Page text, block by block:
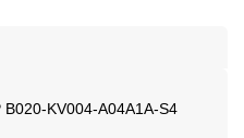
B020-KV004-A04A1A-S4